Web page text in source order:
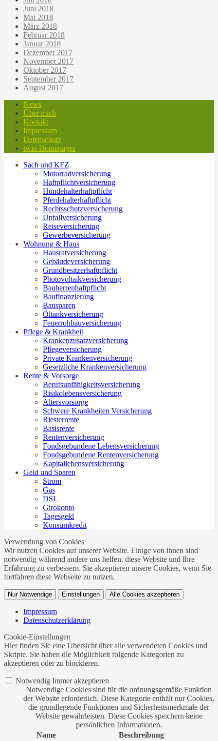
Juni 2018
Mai 2018
März 2018
Februar 2018
Januar 2018
Dezember 2017
November 2017
Oktober 2017
September 2017
August 2017
News
Über mich
Kontakt
Impressum
Datenschutz
twin Homepages
Sach und KFZ
Motorradversicherung
Haftpflichtversicherung
Hundehalterhaftpflicht
Pferdehalterhaftpflicht
Rechtsschutzversicherung
Unfallversicherung
Reiseversicherung
Gewerbeversicherung
Wohnung & Haus
Hausratversicherung
Gebäudeversicherung
Grundbesitzerhaftpflicht
Photovoltaikversicherung
Bauherrenhaftpflicht
Baufinanzierung
Bausparen
Öltankversicherung
Feuerrohbauversicherung
Pflege & Krankheit
Krankenzusatzversicherung
Pflegeversicherung
Private Krankenversicherung
Gesetzliche Krankenversicherung
Rente & Vorsorge
Berufs­unfähigkeitsversicherung
Risikolebensversicherung
Altersvorsorge
Schwere Krankheiten Versicherung
Riesterrente
Basisrente
Rentenversicherung
Fondsgebundene Lebensversicherung
Fondsgebundene Rentenversicherung
Kapitallebensversicherung
Geld und Sparen
Strom
Gas
DSL
Girokonto
Tagesgeld
Konsumkredit
Verwendung von Cookies
Wir nutzen Cookies auf unserer Website. Einige von ihnen sind
notwendig während andere uns helfen, diese Website und Ihre
Erfahrung zu verbessern. Sie akzeptieren unsere Cookies, wenn Sie
fortfahren diese Webseite zu nutzen.
Nur Notwendige Einstellungen Alle Cookies akzeptieren
Impressum
Datenschutzerklärung
Cookie-Einstellungen
Hier finden Sie eine Übersicht über alle verwendeten Cookies und
Skripte. Sie haben die Möglichkeit folgende Kategorien zu
akzeptieren oder zu blockieren.
Notwendig Immer akzeptieren
Notwendige Cookies sind für die ordnungsgemäße Funktion
der Website erforderlich. Diese Kategorie enthält nur Cookies,
die grundlegende Funktionen und Sicherheitsmerkmale der
Website gewährleisten. Diese Cookies speichern keine
persönlichen Informationen.
Name
Beschreibung